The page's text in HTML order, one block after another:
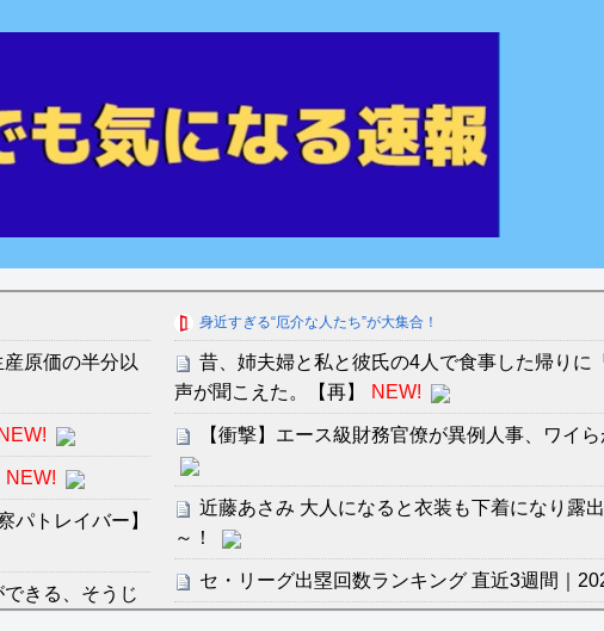
原価の半分以
NEW!
NEW!
パトレイバー】
きる、そうじ
身近すぎる“厄介な人たち”が大集合！
昔、姉夫婦と私と彼氏の4人で食事した帰りに
声が聞こえた。【再】
NEW!
【衝撃】エース級財務官僚が異例人事、ワイ
近藤あさみ 大人になると衣装も下着になり露
～！
セ・リーグ出塁回数ランキング 直近3週間｜